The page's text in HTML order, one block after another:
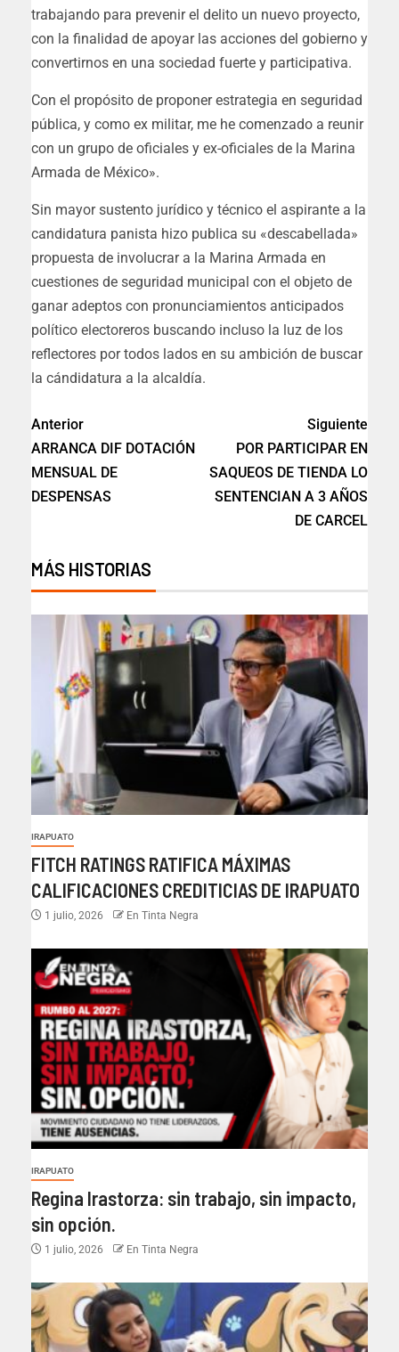
trabajando para prevenir el delito un nuevo proyecto,
con la finalidad de apoyar las acciones del gobierno y
convertirnos en una sociedad fuerte y participativa.
Con el propósito de proponer estrategia en seguridad
pública, y como ex militar, me he comenzado a reunir
con un grupo de oficiales y ex-oficiales de la Marina
Armada de México».
Sin mayor sustento jurídico y técnico el aspirante a la
candidatura panista hizo publica su «descabellada»
propuesta de involucrar a la Marina Armada en
cuestiones de seguridad municipal con el objeto de
ganar adeptos con pronunciamientos anticipados
político electoreros buscando incluso la luz de los
reflectores por todos lados en su ambición de buscar
la cándidatura a la alcaldía.
Anterior
ARRANCA DIF DOTACIÓN
MENSUAL DE
DESPENSAS
Siguiente
POR PARTICIPAR EN
SAQUEOS DE TIENDA LO
SENTENCIAN A 3 AÑOS
DE CARCEL
MÁS HISTORIAS
IRAPUATO
FITCH RATINGS RATIFICA MÁXIMAS
CALIFICACIONES CREDITICIAS DE IRAPUATO
1 julio, 2026 En Tinta Negra
IRAPUATO
Regina Irastorza: sin trabajo, sin impacto,
sin opción.
1 julio, 2026 En Tinta Negra